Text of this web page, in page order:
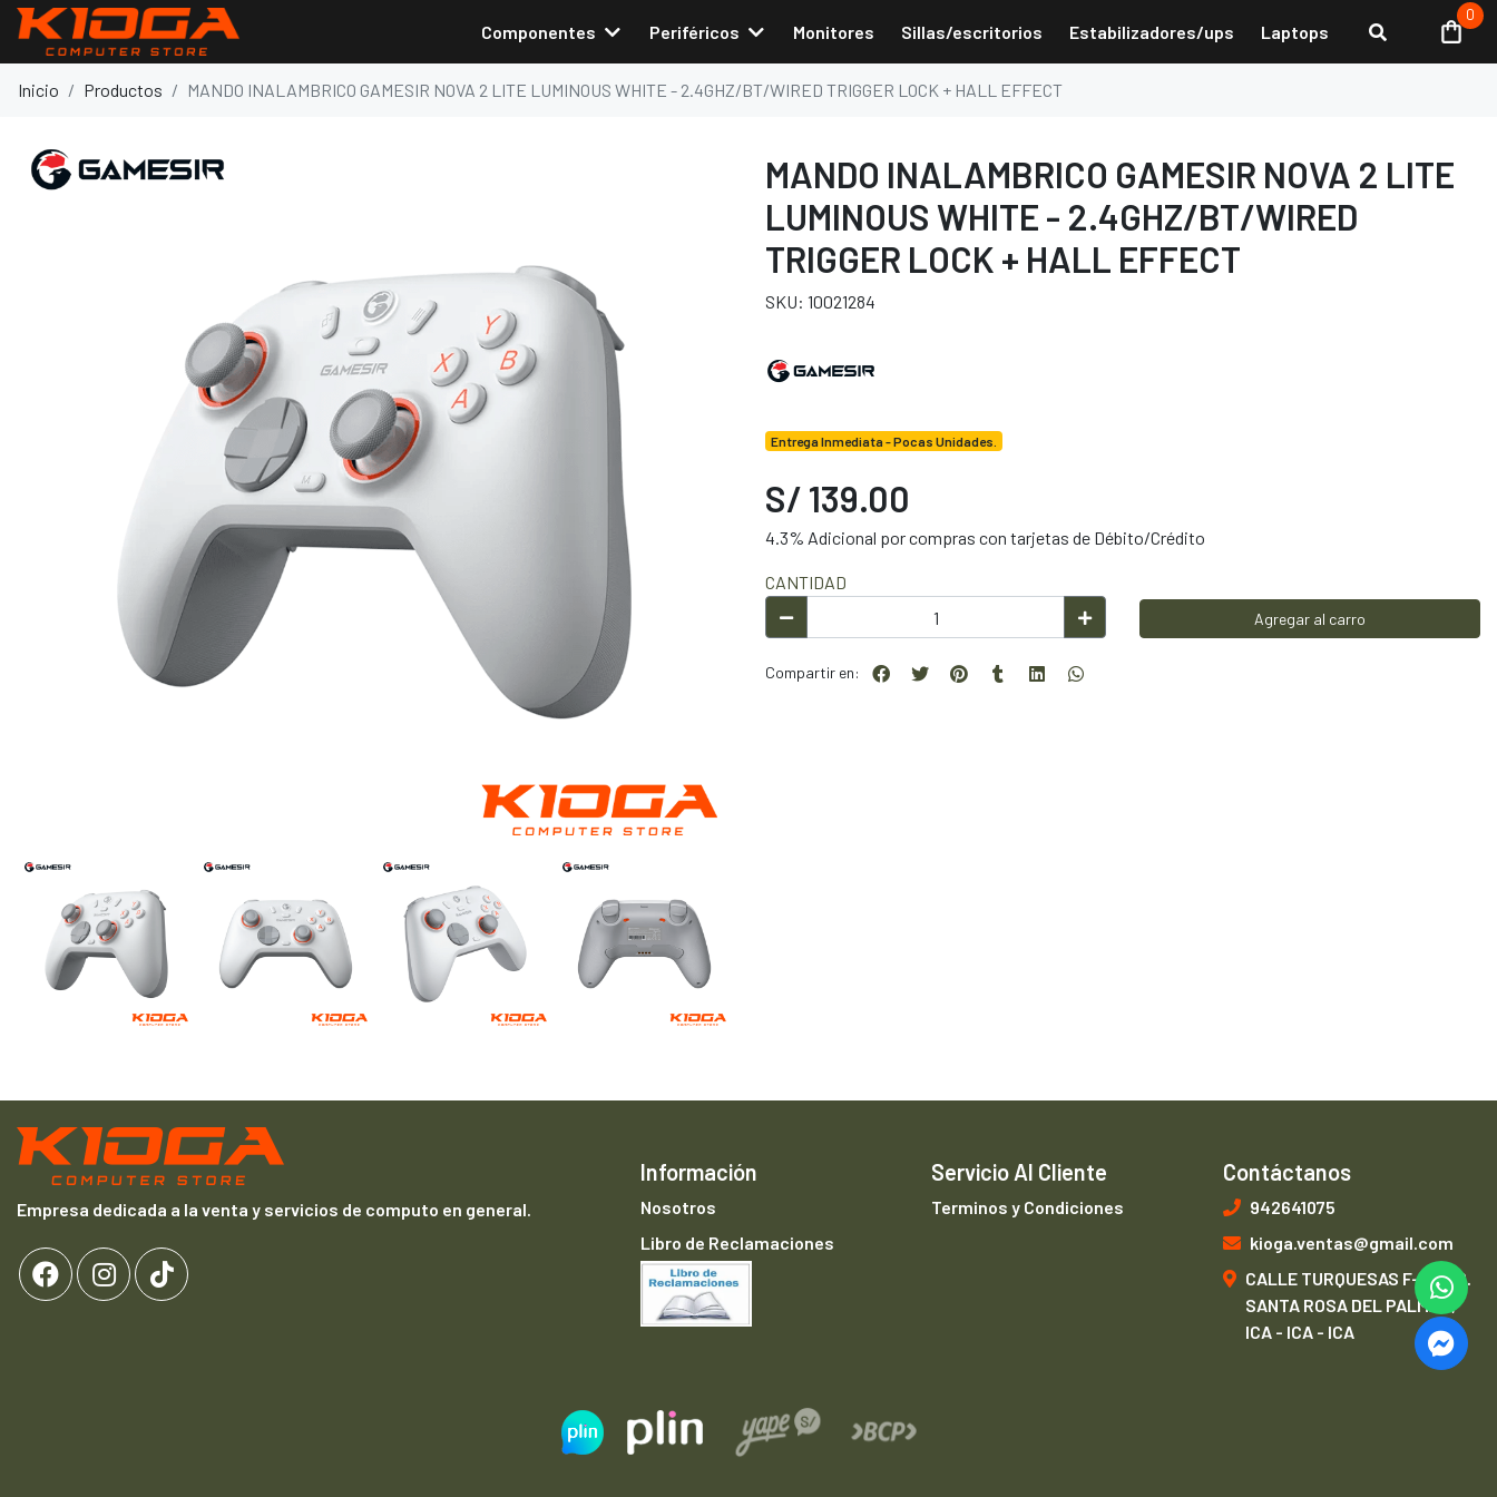
Componentes Periféricos Monitores Sillas/escritorios Estabilizadores/ups Laptops
0
Inicio Productos MANDO INALAMBRICO GAMESIR NOVA 2 LITE LUMINOUS WHITE - 2.4GHZ/BT/WIRED TRIGGER LOCK + HALL EFFECT
MANDO INALAMBRICO GAMESIR NOVA 2 LITE
LUMINOUS WHITE - 2.4GHZ/BT/WIRED
TRIGGER LOCK + HALL EFFECT
SKU: 10021284
Entrega Inmediata - Pocas Unidades.
S/ 139.00
4.3% Adicional por compras con tarjetas de Débito/Crédito
CANTIDAD
Agregar al carro
Compartir en:
Empresa dedicada a la venta y servicios de computo en general.
Información
Nosotros
Libro de Reclamaciones
Servicio Al Cliente
Terminos y Condiciones
Contáctanos
942641075
kioga.ventas@gmail.com
CALLE TURQUESAS F-1, URB.
SANTA ROSA DEL PALMAR,
ICA - ICA - ICA